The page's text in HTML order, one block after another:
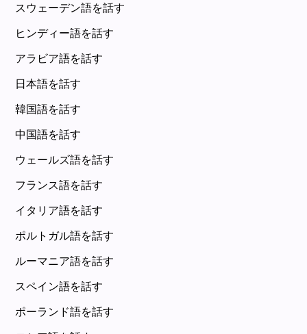
スウェーデン語を話す
ヒンディー語を話す
アラビア語を話す
日本語を話す
韓国語を話す
中国語を話す
ウェールズ語を話す
フランス語を話す
イタリア語を話す
ポルトガル語を話す
ルーマニア語を話す
スペイン語を話す
ポーランド語を話す